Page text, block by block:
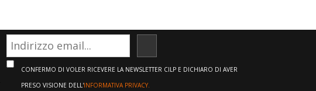
CONFERMO DI VOLER RICEVERE LA NEWSLETTER CILP E DICHIARO DI AVER
PRESO VISIONE DELL'INFORMATIVA PRIVACY.